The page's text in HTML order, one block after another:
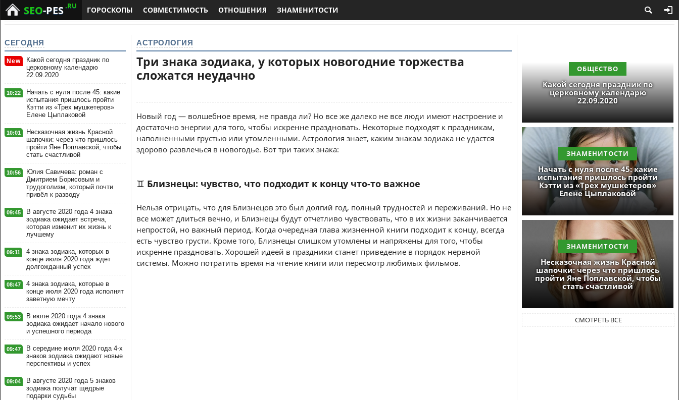
SEO-PES.RU ГОРОСКОПЫ СОВМЕСТИМОСТЬ ОТНОШЕНИЯ ЗНАМЕНИТОСТИ
СЕГОДНЯ
New
Какой сегодня праздник по
церковному календарю
22.09.2020
10:22
Начать с нуля после 45: какие
испытания пришлось пройти
Кэтти из «Трех мушкетеров»
Елене Цыплаковой
10:01
Несказочная жизнь Красной
шапочки: через что пришлось
пройти Яне Поплавской, чтобы
стать счастливой
10:56
Юлия Савичева: роман с
Дмитрием Борисовым и
трудоголизм, который почти
привёл к разводу
09:45
В августе 2020 года 4 знака
зодиака ожидает встреча,
которая изменит их жизнь к
лучшему
09:11
4 знака зодиака, которых в
конце июля 2020 года ждет
долгожданный успех
08:47
4 знака зодиака, которые в
конце июля 2020 года исполнят
заветную мечту
09:53
В июле 2020 года 4 знака
зодиака ожидает начало нового
и успешного периода
09:47
В середине июля 2020 года 4-х
знаков зодиака ожидают новые
перспективы и успех
09:04
В августе 2020 года 5 знаков
зодиака получат щедрые
подарки судьбы
АСТРОЛОГИЯ
Три знака зодиака, у которых новогодние торжества
сложатся неудачно
Новый год — волшебное время, не правда ли? Но все же далеко не все люди имеют настроение и
достаточно энергии для того, чтобы искренне праздновать. Некоторые подходят к праздникам,
наполненными грустью или утомленными. Астрология знает, каким знакам зодиака не удастся
здорово развлечься в новогодье. Вот три таких знака:
♊ Близнецы: чувство, что подходит к концу что-то важное
Нельзя отрицать, что для Близнецов это был долгий год, полный трудностей и переживаний. Но не
все может длиться вечно, и Близнецы будут отчетливо чувствовать, что в их жизни заканчивается
непростой, но важный период. Когда очередная глава жизненной книги подходит к концу, всегда
есть чувство грусти. Кроме того, Близнецы слишком утомлены и напряжены для того, чтобы
искренне праздновать. Хорошей идеей в праздники станет приведение в порядок нервной
системы. Можно потратить время на чтение книги или пересмотр любимых фильмов.
ОБЩЕСТВО
Какой сегодня праздник по
церковному календарю
22.09.2020
ЗНАМЕНИТОСТИ
Начать с нуля после 45: какие
испытания пришлось пройти
Кэтти из «Трех мушкетеров»
Елене Цыплаковой
ЗНАМЕНИТОСТИ
Несказочная жизнь Красной
шапочки: через что пришлось
пройти Яне Поплавской, чтобы
стать счастливой
СМОТРЕТЬ ВСЕ